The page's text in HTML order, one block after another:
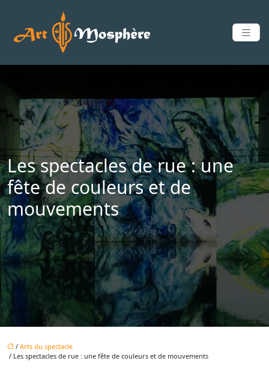
Les spectacles de rue : une
fête de couleurs et de
mouvements
/ Arts du spectacle
/ Les spectacles de rue : une fête de couleurs et de mouvements